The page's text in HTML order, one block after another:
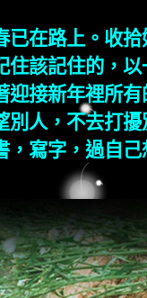
已在路上。收
住該記住的，
迎接新年裡所有
別人，不去打
，寫字，過自己